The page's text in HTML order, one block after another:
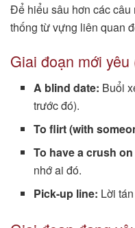
Để hiểu sâu hơn các câu
thống từ vựng liên quan
Giai đoạn mới
A blind date: Buổi
trước đó).
To flirt (with
To have a crush
nhớ ai đó.
Pick-up line: Lời